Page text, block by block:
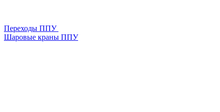
Переходы ППУ
Шаровые краны ППУ